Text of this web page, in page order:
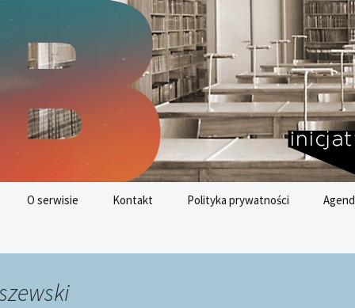
O serwisie Kontakt Polityka prywatności